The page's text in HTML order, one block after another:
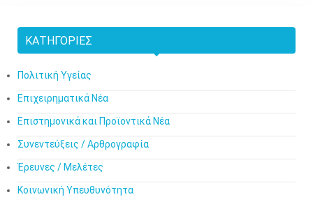
ΚΑΤΗΓΟΡΊΕΣ
Πολιτική Υγείας
Επιχειρηματικά Νέα
Επιστημονικά και Προϊοντικά Νέα
Συνεντεύξεις / Αρθρογραφία
Έρευνες / Μελέτες
Κοινωνική Υπευθυνότητα